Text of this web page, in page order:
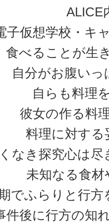
ALICE
子仮想学校・キ
食べることが生
自分がお腹い
自らも料理
彼女の作る料
料理に対する
なき探究心は尽
未知なる食材
でふらりと行方
件後に行方の知